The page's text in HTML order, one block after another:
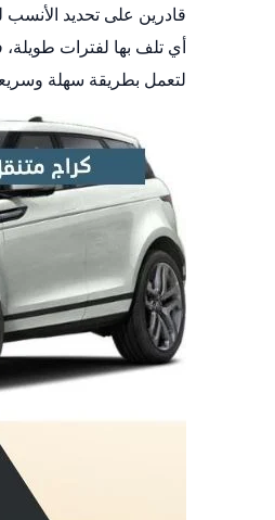
قادرين على تحديد
أي تلف بها لفترات
لتعمل بطريقة سهلة